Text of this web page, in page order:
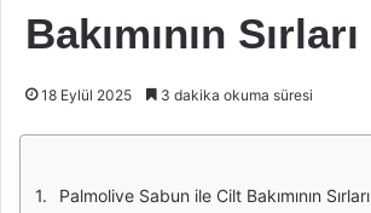
Bakımının Sırları
18 Eylül 2025 3 dakika okuma süresi
Palmolive Sabun ile Cilt Bakımının Sırları